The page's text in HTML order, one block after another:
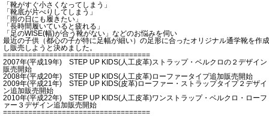
「靴がすぐ小さくなってしまう」
「靴底が片べりしてしまう」
「雨の日にも履きたい」
「長時間履いていると疲れる」
「足のWISE(幅)が合う靴がない」などのお悩みを伺い
最近の子供（都心の子が特に足幅が細い）の足形に合ったオリジナル通学靴を作成
し販売しようと決めました。
===================================
2007年(平成19年) STEP UP KIDS(人工皮革)ストラップ・ベルクロの２デザイン
販売開始
2008年(平成20年) STEP UP KIDS(人工皮革)ローファータイプ追加販売開始
2009年(平成21年) STEP UP KIDS(皮革)ローファー・ストラップタイプ２デザイ
ン追加販売開始
2010年(平成22年) STEP UP KIDS(人工皮革)ワンストラップ・ベルクロ・ローフ
ァー３デザイン追加販売開始
===================================